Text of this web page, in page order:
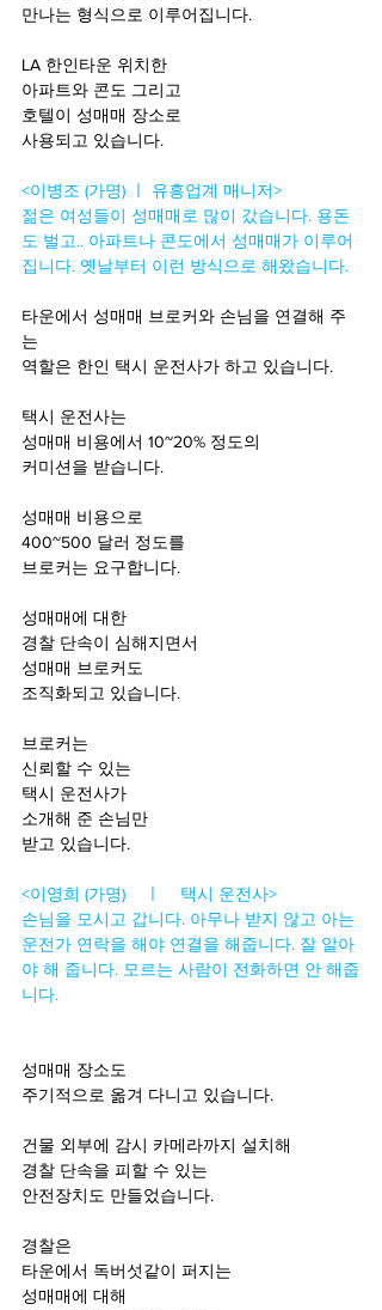
만나는 형식으로 이루어집니다.
LA 한인타운 위치한
아파트와 콘도 그리고
호텔이 성매매 장소로
사용되고 있습니다.
<이병조 (가명) ㅣ 유흥업계 매니저>
젊은 여성들이 성매매로 많이 갔습니다. 용돈
도 벌고.. 아파트나 콘도에서 성매매가 이루어
집니다. 옛날부터 이런 방식으로 해왔습니다.
타운에서 성매매 브로커와 손님을 연결해 주
는
역할은 한인 택시 운전사가 하고 있습니다.
택시 운전사는
성매매 비용에서 10~20% 정도의
커미션을 받습니다.
성매매 비용으로
400~500 달러 정도를
브로커는 요구합니다.
성매매에 대한
경찰 단속이 심해지면서
성매매 브로커도
조직화되고 있습니다.
브로커는
신뢰할 수 있는
택시 운전사가
소개해 준 손님만
받고 있습니다.
<이영희 (가명)    ㅣ    택시 운전사>
손님을 모시고 갑니다. 아무나 받지 않고 아는
운전가 연락을 해야 연결을 해줍니다. 잘 알아
야 해 줍니다. 모르는 사람이 전화하면 안 해줍
니다.
성매매 장소도
주기적으로 옮겨 다니고 있습니다.
건물 외부에 감시 카메라까지 설치해
경찰 단속을 피할 수 있는
안전장치도 만들었습니다.
경찰은
타운에서 독버섯같이 퍼지는
성매매에 대해